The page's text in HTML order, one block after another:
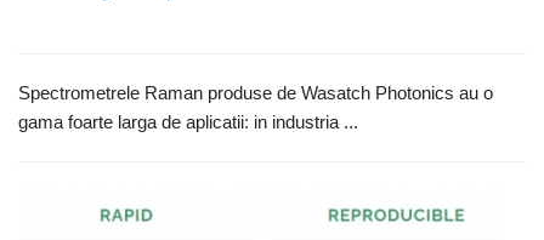
Spectrometrele Raman produse de Wasatch Photonics au o
gama foarte larga de aplicatii: in industria ...